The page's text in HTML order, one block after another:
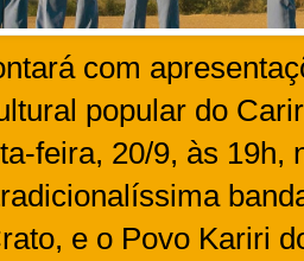
com
popular do
feira, 20/9, às 19h,
e o Povo Kariri